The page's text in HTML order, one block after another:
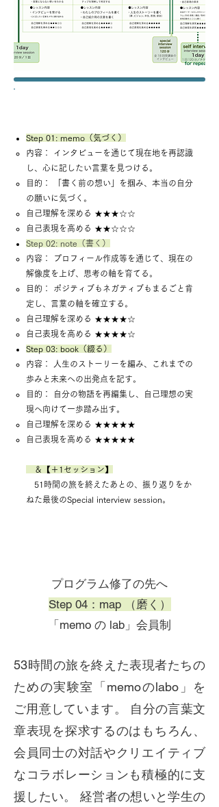
Step 01: memo（気づく）
内容： インタビューを通じて現在地を再認識
し、心に記したい言葉を見つける。
目的： 「書く前の想い」を掴み、本当の自分
の願いに気づく。
自己理解を深める ★★★☆☆
自己表現を高める ★★☆☆☆
Step 02: note（書く）
内容： プロフィール作成等を通じて、現在の
解像度を上げ、思考の軸を育てる。
目的： ポジティブもネガティブもまるごと肯
定し、言葉の軸を確立する。
自己理解を深める ★★★★☆
自己表現を高める ★★★★☆
Step 03: book（綴る）
内容： 人生のストーリーを編み、これまでの
歩みと未来への出発点を記す。
目的： 自分の物語を再編集し、自己理想の実
現へ向けて一歩踏み出す。
自己理解を深める ★★★★★
自己表現を高める ★★★★★
＆【＋1セッション】
51時間の旅を終えたあとの、振り返りをか
ねた最後のSpecial interview session。
​プログラム修了の先へ
Step 04：map （磨く）
「memo の lab」会員制
53時間の旅を終えた表現者たちの
ための実験室「memoのlabo」を
ご用意しています。 自分の言葉文
章表現を探求するのはもちろん、
会員同士の対話やクリエイティブ
なコラボレーションも積極的に支
援したい。 経営者の想いと学生の